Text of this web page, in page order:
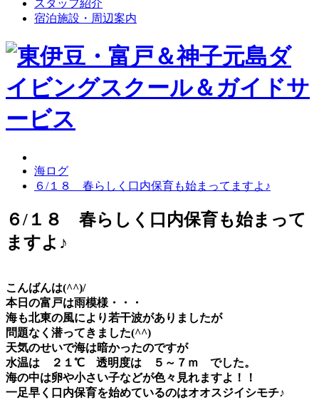
スタッフ紹介
宿泊施設・周辺案内
海ログ
６/１８ 春らしく口内保育も始まってますよ♪
６/１８ 春らしく口内保育も始まって
ますよ♪
こんばんは(^^)/
本日の富戸は雨模様・・・
海も北東の風により若干波がありましたが
問題なく潜ってきました(^^)
天気のせいで海は暗かったのですが
水温は ２１℃
透明度は ５～７ｍ でした。
海の中は卵や小さい子などが色々見れますよ！！
一足早く口内保育を始めているのはオオスジイシモチ♪